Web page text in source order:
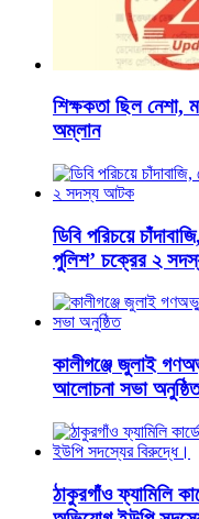
শিক্ষকতা ছিল
অম্লান
ডিবি পরিচয়ে
পুলিশ’ চক্রের ২
কালীগঞ্জে জুলাই
আলোচনা সভা অনুষ্ঠিত
ঠাকুরগাঁও ফ্যামিলি